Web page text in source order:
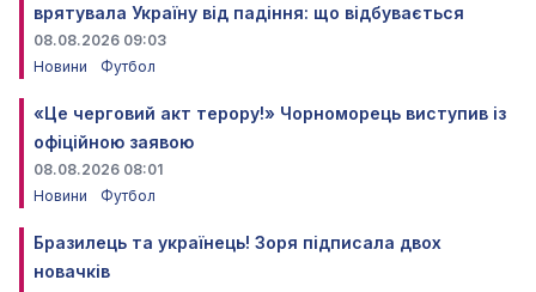
врятувала Україну від падіння: що відбувається
08.08.2026 09:03
Новини
Футбол
«Це черговий акт терору!» Чорноморець виступив із
офіційною заявою
08.08.2026 08:01
Новини
Футбол
Бразилець та українець! Зоря підписала двох
новачків